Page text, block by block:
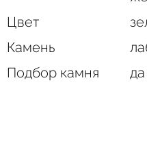
Цвет
Камень
Подбор камня
да